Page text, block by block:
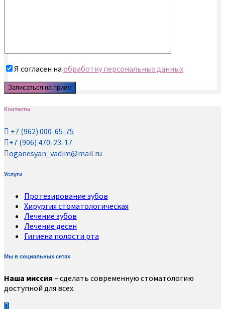
Я согласен на обработку персональных данных
Контакты
+7 (962) 000-65-75
+7 (906) 470-23-17
oganesyan_vadim@mail.ru
Услуги
Протезирование зубов
Хирургия стоматологическая
Лечение зубов
Лечение десен
Гигиена полости рта
Мы в социальных сетях
Наша миссия – сделать современную стоматологию
доступной для всех.